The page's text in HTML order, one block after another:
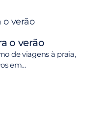
o verão
de viagens à praia,
em...